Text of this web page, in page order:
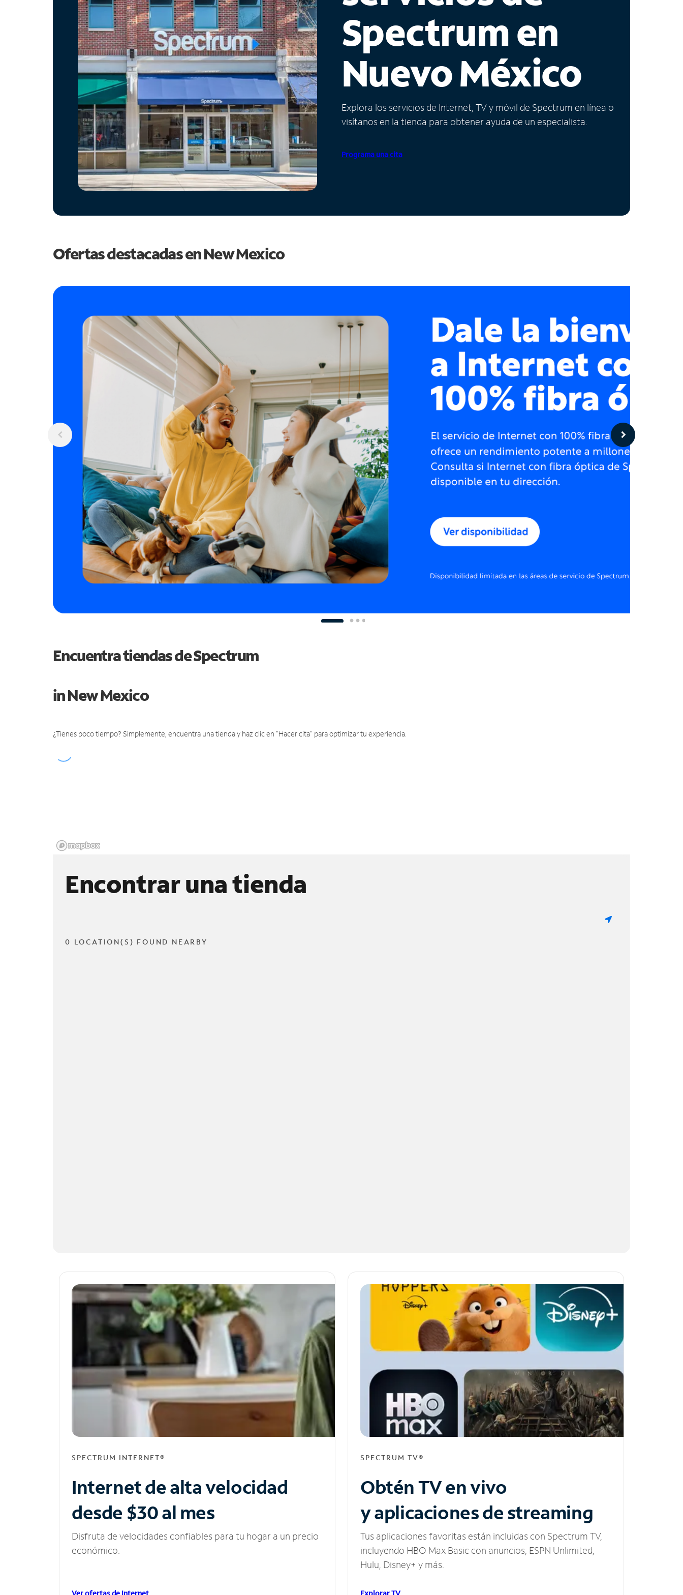
Spectrum en
Nuevo México
Explora los servicios de Internet, TV y móvil de Spectrum en línea o
visítanos en la tienda para obtener ayuda de un especialista.
Programa una cita
Ofertas destacadas enNew Mexico
Encuentra tiendas de Spectrum
in New Mexico
¿Tienes poco tiempo? Simplemente, encuentra una tienda y haz clic en "Hacer cita" para optimizar tu experiencia.
Encontrar una tienda
0 LOCATION(S) FOUND NEARBY
SPECTRUM INTERNET®
Internet de alta velocidad
desde $30 al mes
Disfruta de velocidades confiables para tu hogar a un precio
económico.
SPECTRUM TV®
Obtén TV en vivo
y aplicaciones de streaming
Tus aplicaciones favoritas están incluidas con Spectrum TV,
incluyendo HBO Max Basic con anuncios, ESPN Unlimited,
Hulu, Disney+ y más.